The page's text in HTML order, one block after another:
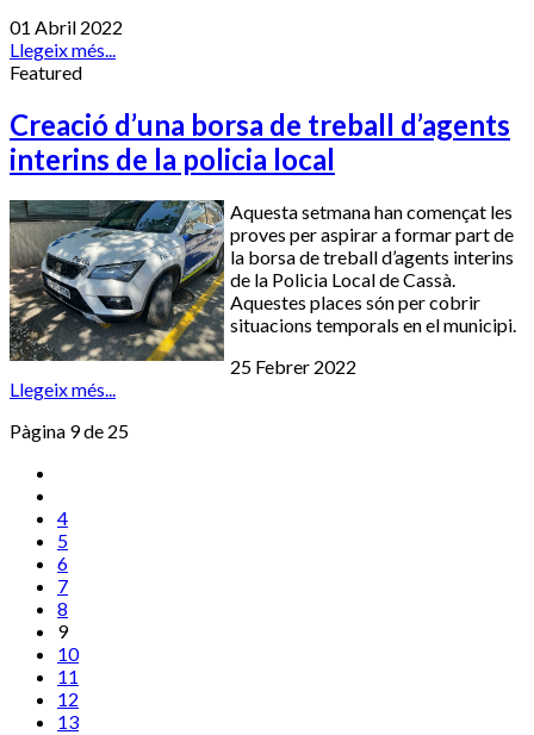
01 Abril 2022
Llegeix més...
Featured
Creació d’una borsa de treball d’agents
interins de la policia local
Aquesta setmana han començat les
proves per aspirar a formar part de
la borsa de treball d’agents interins
de la Policia Local de Cassà.
Aquestes places són per cobrir
situacions temporals en el municipi.
25 Febrer 2022
Llegeix més...
Pàgina 9 de 25
4
5
6
7
8
9
10
11
12
13